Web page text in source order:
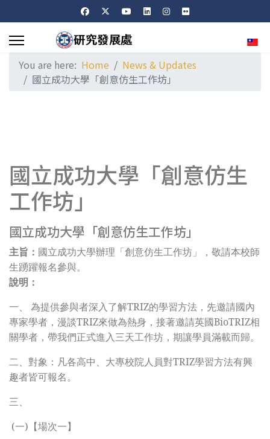
You are here: Home
News & Updates
國立成功大學「創意仿生工作坊」
國立成功大學「創意仿生
工作坊」
國立成功大學「創意仿生工作坊」
主旨： 國立成功大學辦理「創意仿生工作坊」，敬請本校師
生踴躍報名參與。
說明：
一、
為提供參與者深入了解TRIZ的學習方法，先邀請國內
專家學者，漫談TRIZ來做為熱身，接著邀請英國BioTRIZ相
關學者，帶我們正式進入三天工作坊，期讓學員滿載而歸。
二、 對象：凡各高中、大專校院人員對TRIZ學習方法有興
趣者皆可報名。
三、
(一)【場次一】